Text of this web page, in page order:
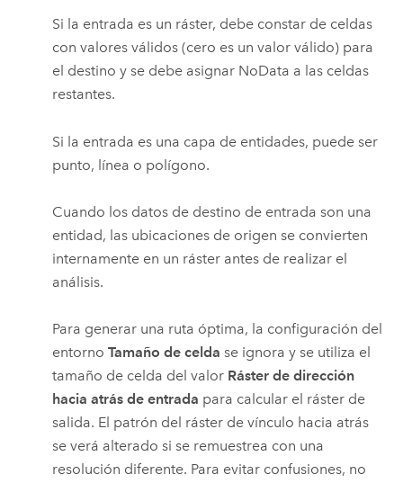
Si la entrada es un ráster, debe constar de celdas
con valores válidos (cero es un valor válido) para
el destino y se debe asignar NoData a las celdas
restantes.
Si la entrada es una capa de entidades, puede ser
punto, línea o polígono.
Cuando los datos de destino de entrada son una
entidad, las ubicaciones de origen se convierten
internamente en un ráster antes de realizar el
análisis.
Para generar una ruta óptima, la configuración del
entornoTamaño de celda se ignora y se utiliza el
tamaño de celda del valor Ráster de dirección
hacia atrás de entrada para calcular el ráster de
salida. El patrón del ráster de vínculo hacia atrás
se verá alterado si se remuestrea con una
resolución diferente. Para evitar confusiones, no